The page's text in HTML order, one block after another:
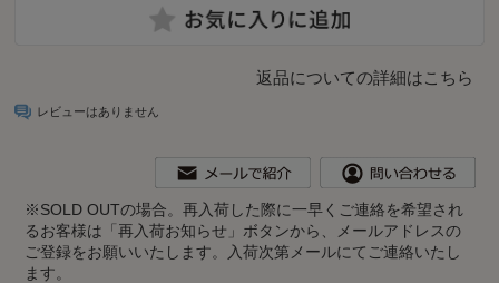
返品についての詳細はこちら
レビューはありません
※SOLD OUTの場合。再入荷した際に一早くご連絡を希望され
るお客様は「再入荷お知らせ」ボタンから、メールアドレスの
ご登録をお願いいたします。入荷次第メールにてご連絡いたし
ます。